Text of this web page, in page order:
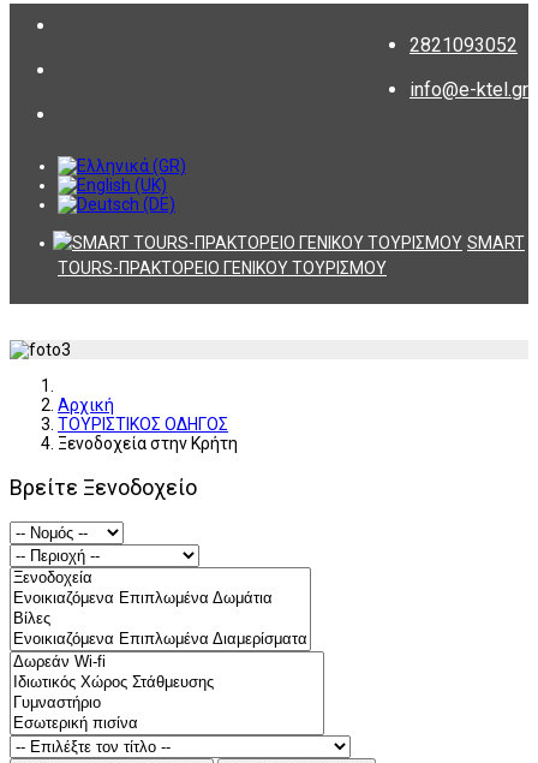
2821093052
info@e-ktel.gr
SMART
TOURS-ΠΡΑΚΤΟΡΕΙΟ ΓΕΝΙΚΟΥ ΤΟΥΡΙΣΜΟΥ
Αρχική
ΤΟΥΡΙΣΤΙΚΟΣ ΟΔΗΓΟΣ
Ξενοδοχεία στην Κρήτη
Βρείτε Ξενοδοχείο